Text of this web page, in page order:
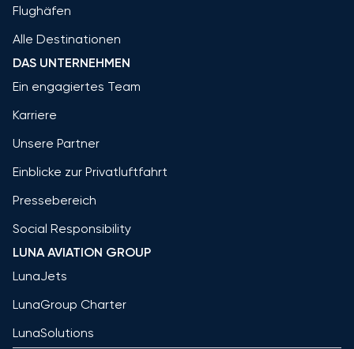
Flughäfen
Alle Destinationen
DAS UNTERNEHMEN
Ein engagiertes Team
Karriere
Unsere Partner
Einblicke zur Privatluftfahrt
Pressebereich
Social Responsibility
LUNA AVIATION GROUP
LunaJets
LunaGroup Charter
LunaSolutions